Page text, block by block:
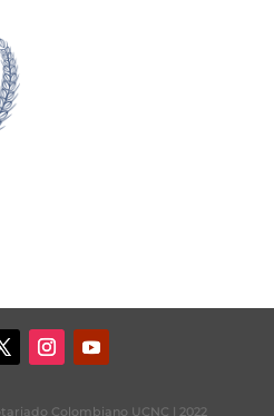
Colombiano UCNC | 2022